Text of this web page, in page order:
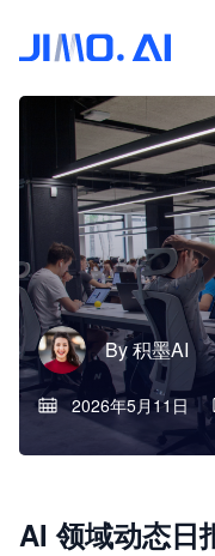
By积墨AI
2026年5月11日
AI 领域动态日